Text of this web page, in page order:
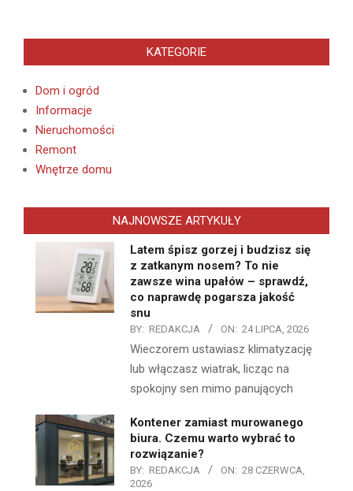
KATEGORIE
Dom i ogród
Informacje
Nieruchomości
Remont
Wnętrze domu
NAJNOWSZE ARTYKUŁY
Latem śpisz gorzej i budzisz się
z zatkanym nosem? To nie
zawsze wina upałów – sprawdź,
co naprawdę pogarsza jakość
snu
BY: REDAKCJA ON: 24 LIPCA, 2026
Wieczorem ustawiasz klimatyzację
lub włączasz wiatrak, licząc na
spokojny sen mimo panujących
Kontener zamiast murowanego
biura. Czemu warto wybrać to
rozwiązanie?
BY: REDAKCJA ON: 28 CZERWCA,
2026